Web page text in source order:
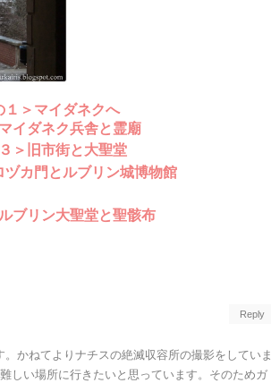
＞マイダネクへ
イダネク兵舎と霊廟
＞旧市街と大聖堂
カ門とルブリン城博物館
ブリン大聖堂と聖骸布
Reply
かねてよりナチスの絶滅収容所の撮影をしていま
しい場所に行きたいと思っています。そのためガ